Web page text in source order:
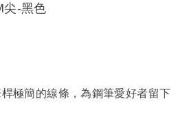
尖-黑色
極簡的線條，為鋼筆愛好者留下